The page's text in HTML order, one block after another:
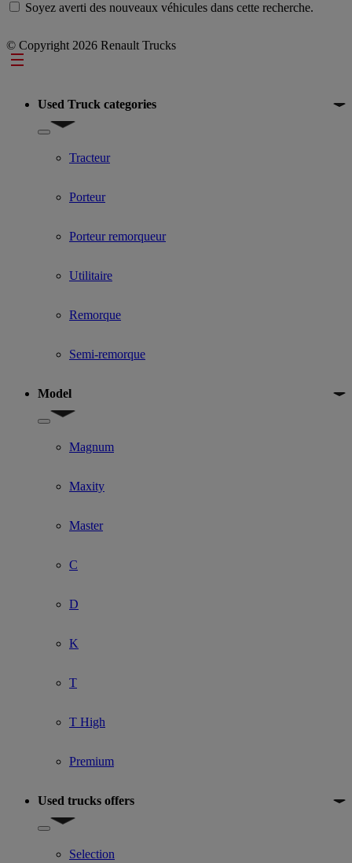
Soyez averti des nouveaux véhicules dans cette recherche.
© Copyright 2026 Renault Trucks
Footer
Used Truck categories
Show submenu for Used Truck categories
Tracteur
Porteur
Porteur remorqueur
Utilitaire
Remorque
Semi-remorque
Model
Show submenu for Model
Magnum
Maxity
Master
C
D
K
T
T High
Premium
Used trucks offers
Show submenu for Used trucks offers
Selection